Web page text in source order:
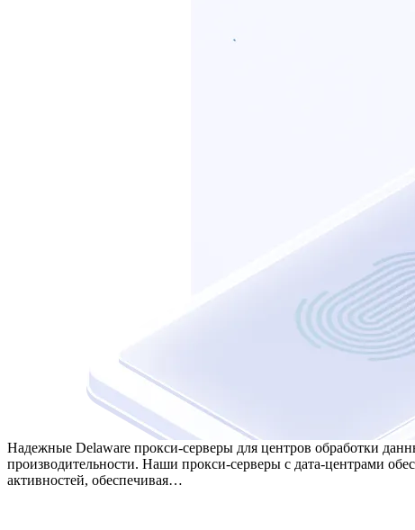
Надежные Delaware прокси-серверы для центров обработки
производительности. Наши прокси-серверы с дата-центрами
активностей, обеспечивая…